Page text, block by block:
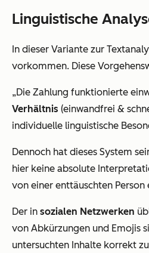
Linguistische
In dieser Variante zur
vorkommen. Diese
„Die Zahlung funktionierte
Verhältnis (einwandfrei &
individuelle linguistische
Dennoch hat dieses System
hier keine absolute
von einer enttäuschten
Der in sozialen Netzwerken
von Abkürzungen und Emojis
untersuchten Inhalte korrekt